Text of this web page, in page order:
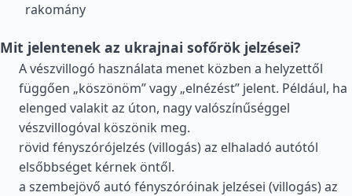
rakomány
Mit jelentenek az ukrajnai sofőrök jelzései?
A vészvillogó használata menet közben a helyzettől
függően „köszönöm” vagy „elnézést” jelent. Például, ha
elenged valakit az úton, nagy valószínűséggel
vészvillogóval köszönik meg.
rövid fényszórójelzés (villogás) az elhaladó autótól
elsőbbséget kérnek öntől.
a szembejövő autó fényszóróinak jelzései (villogás) az